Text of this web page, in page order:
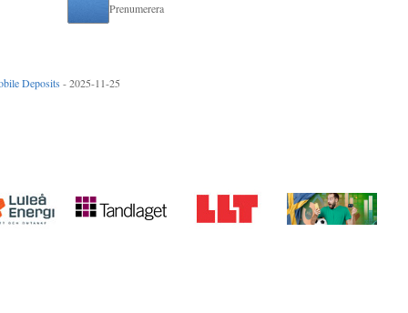
Prenumerera
Deposits - 2025-11-25